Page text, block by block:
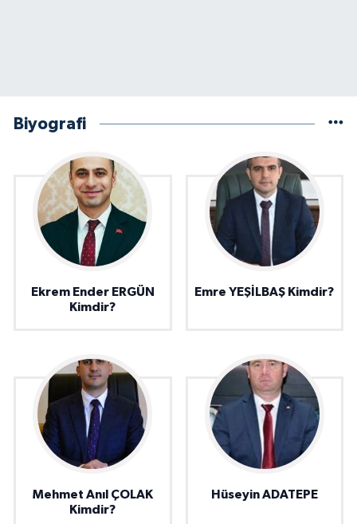
Biyografi
Ekrem Ender ERGÜN
Kimdir?
Emre YEŞİLBAŞ Kimdir?
Mehmet Anıl ÇOLAK
Kimdir?
Hüseyin ADATEPE